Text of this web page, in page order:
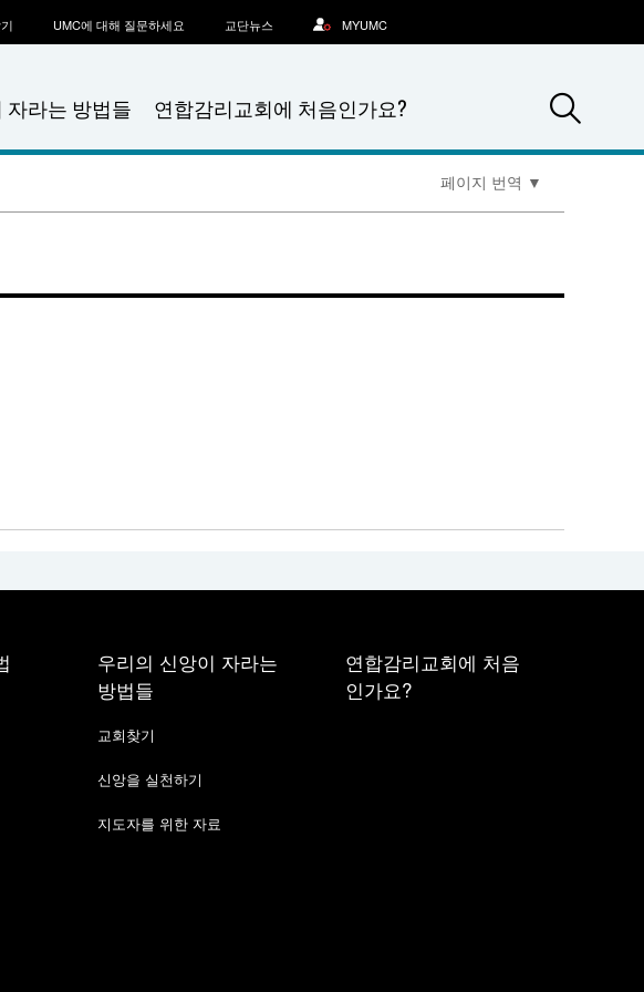
자라는 방법들 연합감리교회에 처음인가요?
UMC에 대해 질문하세요 교단뉴스 MYUMC
페이지 번역 ▼
우리의 신앙이 자라는
방법들
교회찾기
신앙을 실천하기
지도자를 위한 자료
연합감리교회에 처음
인가요?